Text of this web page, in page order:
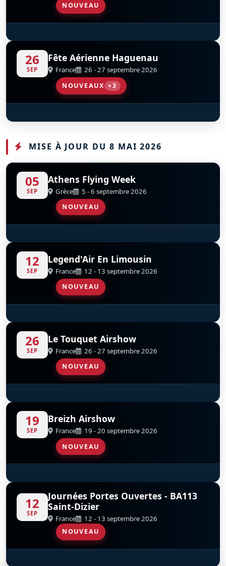
NOUVEAU
S D
F-86 Sabre
26
SEP
Fête Aérienne Haguenau
France 26 - 27 septembre 2026
NOUVEAUX +3
D
TF-51 Mustang D
Pitts S-2A D
H145 Dragon
MISE À JOUR DU 8 MAI 2026
05
SEP
Athens Flying Week
Grèce 5 - 6 septembre 2026
NOUVEAU
Parachutistes De L’AAE
12
SEP
Legend'Air En Limousin
France 12 - 13 septembre 2026
NOUVEAU
D
YakoTeam
26
SEP
Le Touquet Airshow
France 26 - 27 septembre 2026
NOUVEAU
D
Patrouille De France
19
SEP
Breizh Airshow
France 19 - 20 septembre 2026
NOUVEAU
D
Patrouille De France
12
SEP
Journées Portes Ouvertes - BA113
Saint-Dizier
France 12 - 13 septembre 2026
NOUVEAU